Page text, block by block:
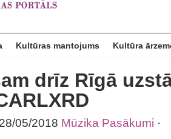
Kultūras mantojums Kultūra
drīz Rīgā
28/05/2018 Mūzika Pasākumi ·